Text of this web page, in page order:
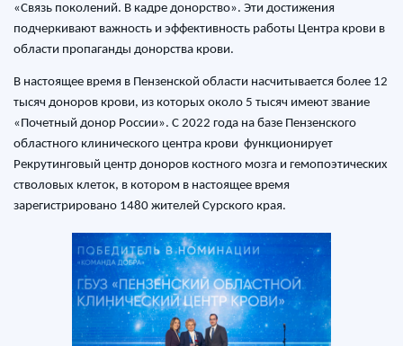
«Связь поколений. В кадре донорство». Эти достижения
подчеркивают важность и эффективность работы Центра крови в
области пропаганды донорства крови.
В настоящее время в Пензенской области насчитывается более 12
тысяч доноров крови, из которых около 5 тысяч имеют звание
«Почетный донор России». С 2022 года на базе Пензенского
областного клинического центра крови функционирует
Рекрутинговый центр доноров костного мозга и гемопоэтических
стволовых клеток, в котором в настоящее время
зарегистрировано 1480 жителей Сурского края.